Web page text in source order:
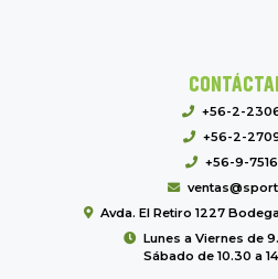
+56-2-
+56-2-
+56-9-
Avda. El Retiro 1227
Lunes a Viernes de
Sábado de 10.30 a